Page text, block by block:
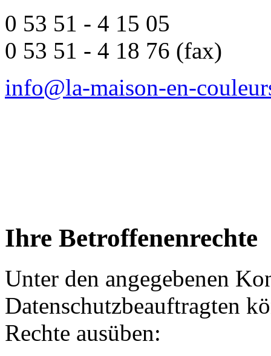
0 53 51 - 4 15 05
0 53 51 - 4 18 76 (fax)
info@la-maison-en-
Ihre Betroffenenrechte
Unter den angegebenen
Datenschutzbeauftragten
Rechte ausüben: